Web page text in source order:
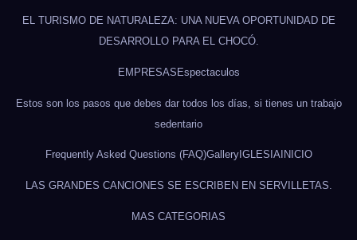
EL TURISMO DE NATURALEZA: UNA NUEVA OPORTUNIDAD DE
DESARROLLO PARA EL CHOCÓ.
EMPRESASEspectaculos
Estos son los pasos que debes dar todos los días, si tienes un trabajo
sedentario
Frequently Asked Questions (FAQ)GalleryIGLESIAINICIO
LAS GRANDES CANCIONES SE ESCRIBEN EN SERVILLETAS.
MAS CATEGORIAS